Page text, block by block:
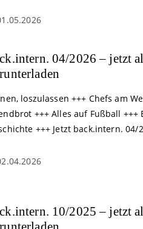
04/2026 – jetzt
loszulassen +++ Chefs am
+++ Alles auf Fußball +++
+++ Jetzt back.intern. 04/
10/2025 – jetzt